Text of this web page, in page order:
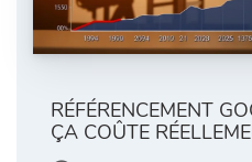
RÉFÉRENCEMENT
ÇA COÛTE